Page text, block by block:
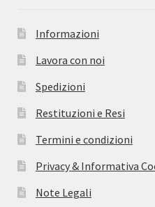
Informazioni
Lavora con noi
Spedizioni
Restituzioni e Resi
Termini e condizioni
Privacy & Informativa
Note Legali